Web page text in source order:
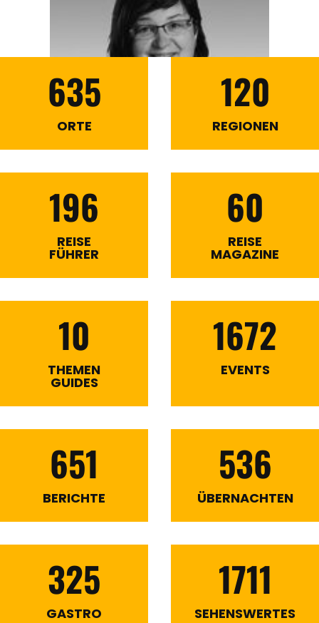
635
ORTE
120
REGIONEN
196
REISE
FÜHRER
60
REISE
MAGAZINE
10
THEMEN
GUIDES
1672
EVENTS
651
BERICHTE
536
ÜBERNACHTEN
325
GASTRO
1711
SEHENSWERTES